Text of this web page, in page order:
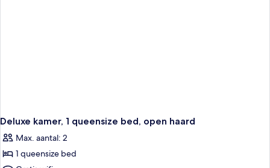
Deluxe kamer, 1 queensize bed, open haard
Max. aantal: 2
1 queensize bed